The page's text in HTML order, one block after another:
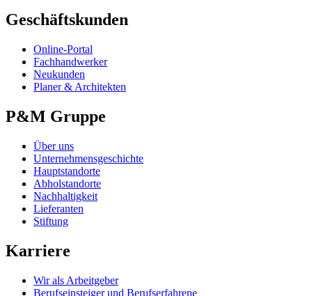
Geschäftskunden
Online-Portal
Fachhandwerker
Neukunden
Planer & Architekten
P&M Gruppe
Über uns
Unternehmensgeschichte
Hauptstandorte
Abholstandorte
Nachhaltigkeit
Lieferanten
Stiftung
Karriere
Wir als Arbeitgeber
Berufseinsteiger und Berufserfahrene